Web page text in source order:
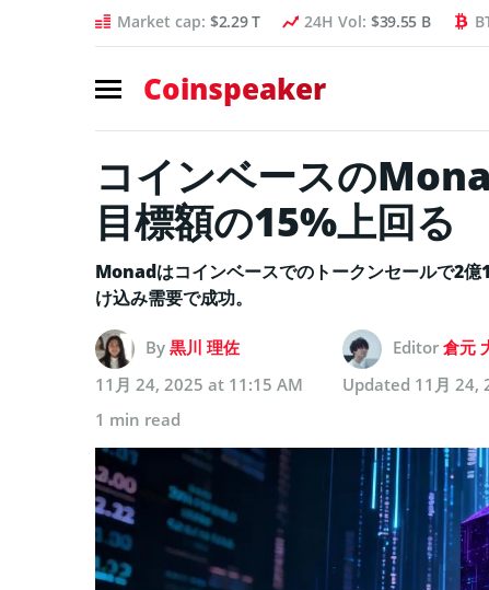
Market cap: $2.29 T 24H Vol: $39.55 B
Coinspeaker
コインベースの
目標額の15%上回る
Monadはコインベースでのトークンセールで2
け込み需要で成功。
By 黒川 理佐 Editor 倉元
11月 24, 2025 at 11:15 AM
Updated 11月 24,
1 min read